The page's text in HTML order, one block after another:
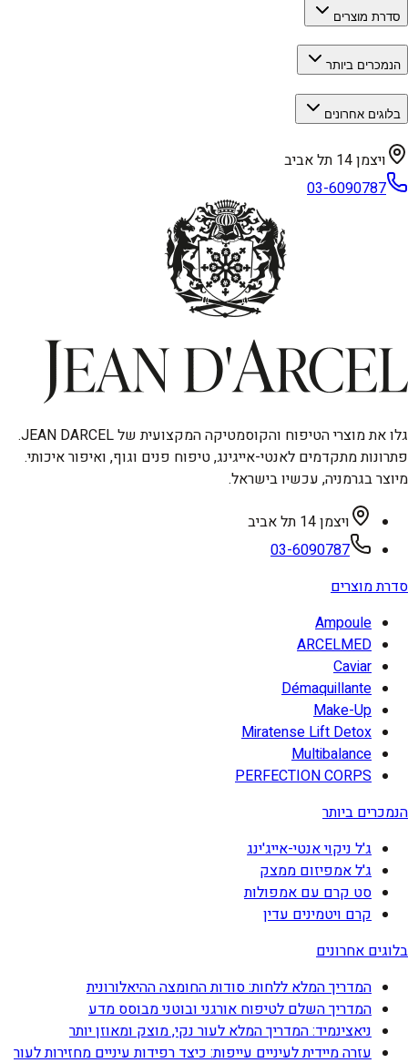
סדרת מוצרים
הנמכרים ביותר
בלוגים אחרונים
ויצמן 14 תל אביב
03-6090787
גלו את מוצרי הטיפוח והקוסמטיקה המקצועית של JEAN DARCEL.
פתרונות מתקדמים לאנטי-אייגינג, טיפוח פנים וגוף, ואיפור איכותי.
מיוצר בגרמניה, עכשיו בישראל.
ויצמן 14 תל אביב
03-6090787
סדרת מוצרים
Ampoule
ARCELMED
Caviar
Démaquillante
Make-Up
Miratense Lift Detox
Multibalance
PERFECTION CORPS
הנמכרים ביותר
ג'ל ניקוי אנטי-אייג'ינג
ג'ל אמפיזום ממצק
סט קרם עם אמפולות
קרם ויטמינים עדין
בלוגים אחרונים
המדריך המלא ללחות: סודות החומצה ההיאלורונית
המדריך השלם לטיפוח אורגני ובוטני מבוסס מדע
ניאצינמיד: המדריך המלא לעור נקי, מוצק ומאוזן יותר
עזרה מיידית לעיניים עייפות: כיצד רפידות עיניים מחזירות לעור